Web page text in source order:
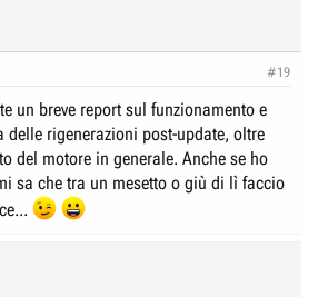
#19
un breve report sul funzionamento e
delle rigenerazioni post-update, oltre
del motore in generale. Anche se ho
sa che tra un mesetto o giù di lì faccio